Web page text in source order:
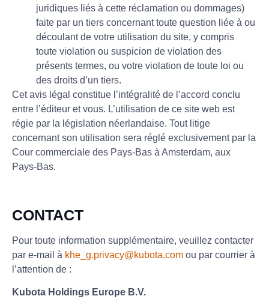
juridiques liés à cette réclamation ou dommages)
faite par un tiers concernant toute question liée à ou
découlant de votre utilisation du site, y compris
toute violation ou suspicion de violation des
présents termes, ou votre violation de toute loi ou
des droits d’un tiers.
Cet avis légal constitue l’intégralité de l’accord conclu
entre l’éditeur et vous. L’utilisation de ce site web est
régie par la législation néerlandaise. Tout litige
concernant son utilisation sera réglé exclusivement par la
Cour commerciale des Pays-Bas à Amsterdam, aux
Pays-Bas.
CONTACT
Pour toute information supplémentaire, veuillez contacter
par e-mail à khe_g.privacy@kubota.com ou par courrier à
l’attention de :
Kubota Holdings Europe B.V.